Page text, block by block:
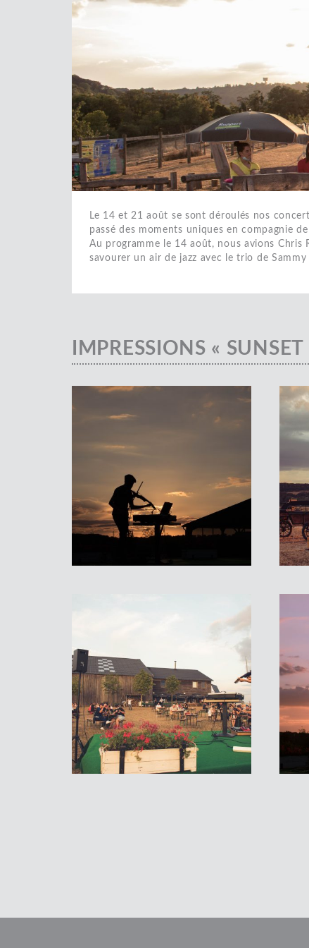
Le 14 et 21 août se sont déroulés nos
passé des moments uniques en compagnie
Au programme le 14 août, nous avions
savourer un air de jazz avec le trio de Sammy
IMPRESSIONS «